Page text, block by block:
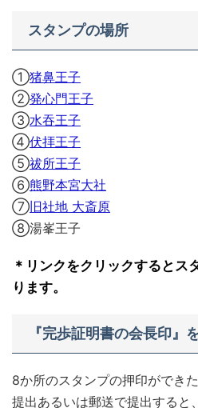
スタンプの場所
①猪鼻王子
②発心門王子
③水吞王子
④伏拝王子
⑤祓所王子
⑥熊野本宮大社
⑦ 旧社地 大斎原
⑧湯峯王子
＊リンクをクリックするとス
ります。
『完歩証明書の会長印』
8か所のスタンプの押印ができた
提出あるいは郵送で提出すると